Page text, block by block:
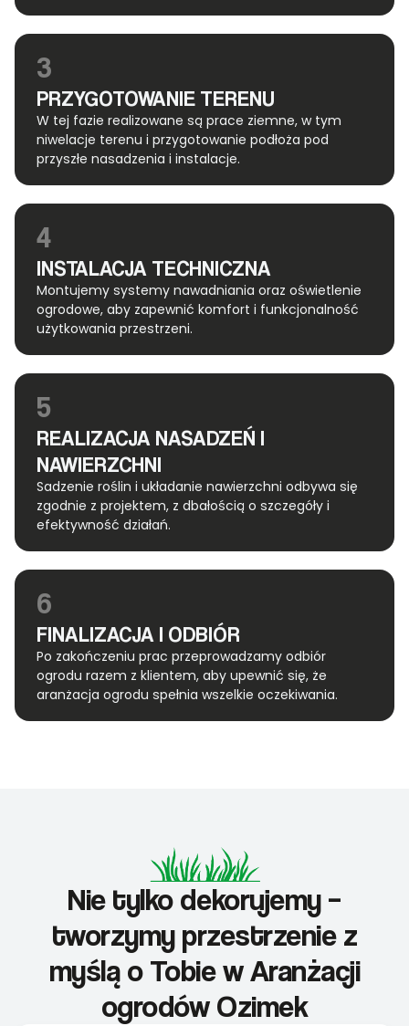
3
PRZYGOTOWANIE TERENU
W tej fazie realizowane są prace ziemne, w tym
niwelacje terenu i przygotowanie podłoża pod
przyszłe nasadzenia i instalacje.
4
INSTALACJA TECHNICZNA
Montujemy systemy nawadniania oraz oświetlenie
ogrodowe, aby zapewnić komfort i funkcjonalność
użytkowania przestrzeni.
5
REALIZACJA NASADZEŃ I
NAWIERZCHNI
Sadzenie roślin i układanie nawierzchni odbywa się
zgodnie z projektem, z dbałością o szczegóły i
efektywność działań.
6
FINALIZACJA I ODBIÓR
Po zakończeniu prac przeprowadzamy odbiór
ogrodu razem z klientem, aby upewnić się, że
aranżacja ogrodu spełnia wszelkie oczekiwania.
Nie tylko dekorujemy –
tworzymy przestrzenie z
myślą o Tobie w Aranżacji
ogrodów Ozimek